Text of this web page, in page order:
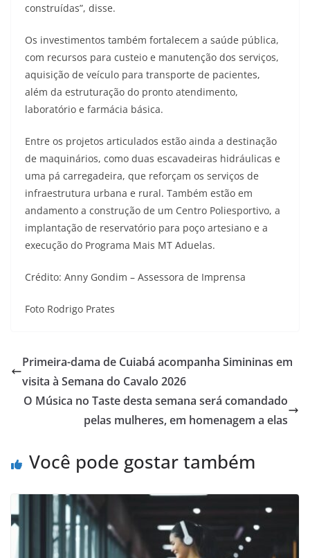
construídas”, disse.
Os investimentos também fortalecem a saúde pública,
com recursos para custeio e manutenção dos serviços,
aquisição de veículo para transporte de pacientes,
além da estruturação do pronto atendimento,
laboratório e farmácia básica.
Entre os projetos articulados estão ainda a destinação
de maquinários, como duas escavadeiras hidráulicas e
uma pá carregadeira, que reforçam os serviços de
infraestrutura urbana e rural. Também estão em
andamento a construção de um Centro Poliesportivo, a
implantação de reservatório para poço artesiano e a
execução do Programa Mais MT Aduelas.
Crédito: Anny Gondim – Assessora de Imprensa
Foto Rodrigo Prates
Primeira-dama de Cuiabá acompanha Simininas em
visita à Semana do Cavalo 2026
O Música no Taste desta semana será comandado
pelas mulheres, em homenagem a elas
Você pode gostar também